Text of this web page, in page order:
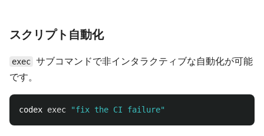
スクリプト自動化
exec サブコマンドで非インタラクティブな自動化が可能
です。
codex exec "fix the CI failure"